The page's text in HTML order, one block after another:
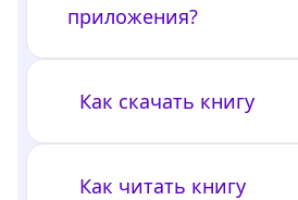
приложения?
Как скачать книгу
Как читать книгу